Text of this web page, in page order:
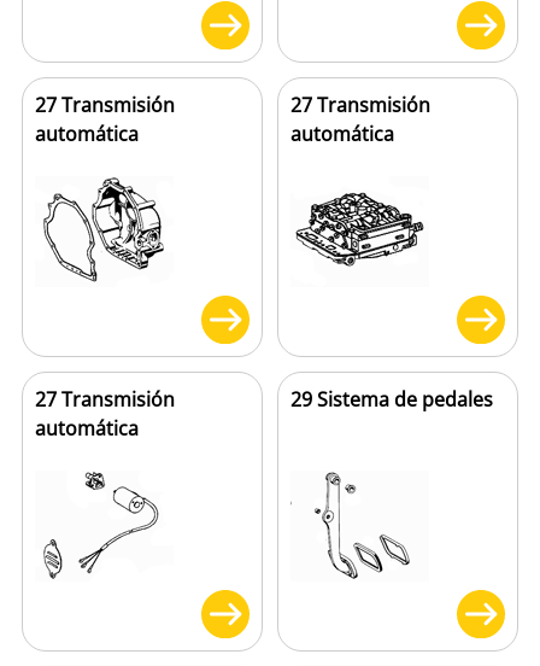
27 Transmisión
automática
27 Transmisión
automática
27 Transmisión
automática
29 Sistema de pedales